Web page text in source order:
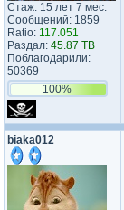
Стаж: 15 лет 7 мес.
Сообщений: 1859
Ratio: 117.051
Раздал: 45.87 TB
Поблагодарили:
50369
100%
biaka012